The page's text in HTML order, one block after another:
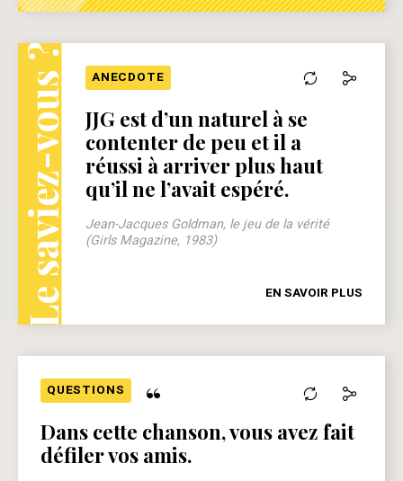
Le saviez-vous ? ANECDOTE
JJG est d’un naturel à se
contenter de peu et il a
réussi à arriver plus haut
qu’il ne l’avait espéré.
Jean-Jacques Goldman, le jeu de la vérité
(Girls Magazine, 1983)
EN SAVOIR PLUS
QUESTIONS “
Dans cette chanson, vous avez fait
défiler vos amis.